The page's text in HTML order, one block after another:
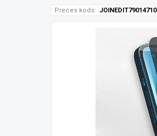
Preces kods: JOINEDIT79014710